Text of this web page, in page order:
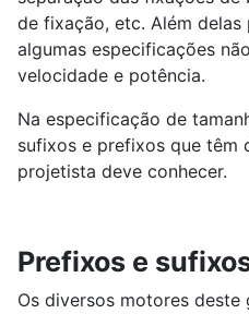
de fixação, etc. Além delas
algumas especificações
velocidade e potência.
Na especificação de
sufixos e prefixos que têm
projetista deve conhecer.
Prefixos e
Os diversos motores